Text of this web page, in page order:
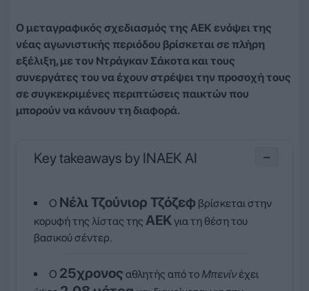
Ο μεταγραφικός σχεδιασμός της ΑΕΚ ενόψει της
νέας αγωνιστικής περιόδου βρίσκεται σε πλήρη
εξέλιξη, με τον Ντράγκαν Σάκοτα και τους
συνεργάτες του να έχουν στρέψει την προσοχή τους
σε συγκεκριμένες περιπτώσεις παικτών που
μπορούν να κάνουν τη διαφορά.
Key takeaways by INAEK AI −
Ο Νέλι Τζούνιορ Τζόζεφ βρίσκεται στην
κορυφή της λίστας της ΑΕΚγια τη θέση του
βασικού σέντερ.
Ο 25χρονος αθλητής από το Μπενίνέχει